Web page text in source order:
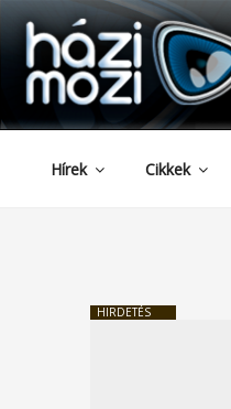
Tartalomhoz
HAZIMOZI
Hírek Cikkek
HIRDETÉS